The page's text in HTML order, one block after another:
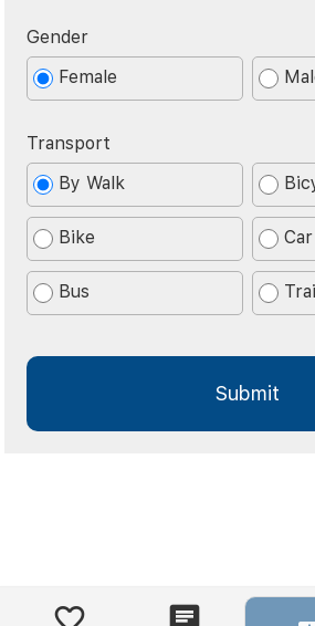
Gender
Female
Transport
By Walk
Bike Car
Bus